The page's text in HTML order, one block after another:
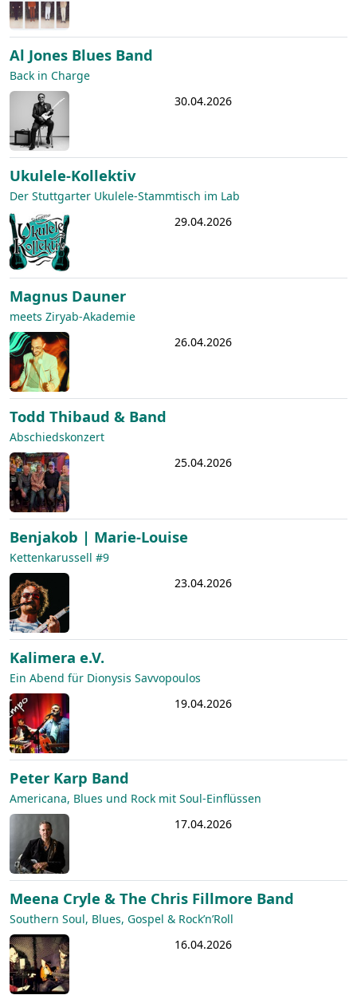
Al Jones Blues Band
Back in Charge
30.04.2026
Ukulele-Kollektiv
Der Stuttgarter Ukulele-Stammtisch im Lab
29.04.2026
Magnus Dauner
meets Ziryab-Akademie
26.04.2026
Todd Thibaud & Band
Abschiedskonzert
25.04.2026
Benjakob | Marie-Louise
Kettenkarussell #9
23.04.2026
Kalimera e.V.
Ein Abend für Dionysis Savvopoulos
19.04.2026
Peter Karp Band
Americana, Blues und Rock mit Soul-Einflüssen
17.04.2026
Meena Cryle & The Chris Fillmore Band
Southern Soul, Blues, Gospel & Rock’n’Roll
16.04.2026